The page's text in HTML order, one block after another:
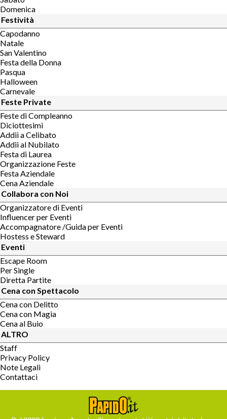
Domenica
Festività
Capodanno
Natale
San Valentino
Festa della Donna
Pasqua
Halloween
Carnevale
Feste Private
Feste di Compleanno
Diciottesimi
Addii a Celibato
Addii al Nubilato
Festa di Laurea
Organizzazione Feste
Festa Aziendale
Cena Aziendale
Collabora con Noi
Organizzatore di Eventi
Influencer per Eventi
Accompagnatore /Guida per Eventi
Hostess e Steward
Eventi
Escape Room
Per Single
Diretta Partite
Cena con Spettacolo
Cena con Delitto
Cena con Magia
Cena al Buio
ALTRO
Staff
Privacy Policy
Note Legali
Contattaci